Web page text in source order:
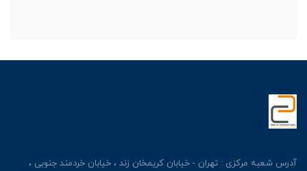
آدرس شعبه مرکزی : تهران - خیابان کریمخان زند ، خیابان خردمند جنوبی ،